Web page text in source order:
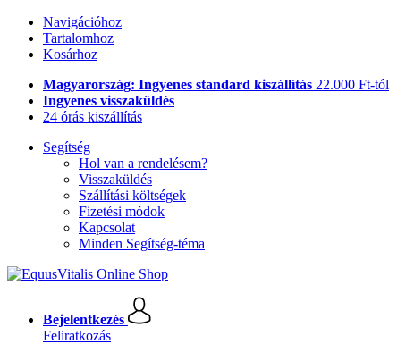
Navigációhoz
Tartalomhoz
Kosárhoz
Magyarország: Ingyenes standard kiszállítás 22.000 Ft-tól
Ingyenes visszaküldés
24 órás kiszállítás
Segítség
Hol van a rendelésem?
Visszaküldés
Szállítási költségek
Fizetési módok
Kapcsolat
Minden Segítség-téma
Bejelentkezés
Feliratkozás